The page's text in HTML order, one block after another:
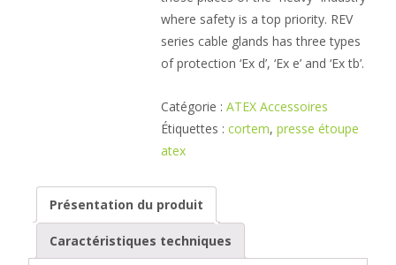
where safety is a top priority. REV
series cable glands has three types
of protection ‘Ex d’, ‘Ex e’ and ‘Ex tb’.
Catégorie : ATEX Accessoires
Étiquettes : cortem, presse étoupe
atex
Présentation du produit
Caractéristiques techniques